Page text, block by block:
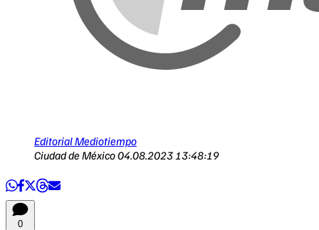
Editorial Mediotiempo
Ciudad de México04.08.2023 13:48:19
0